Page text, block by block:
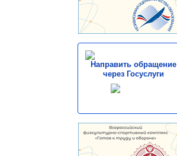
Направить обращение
через Госуслуги